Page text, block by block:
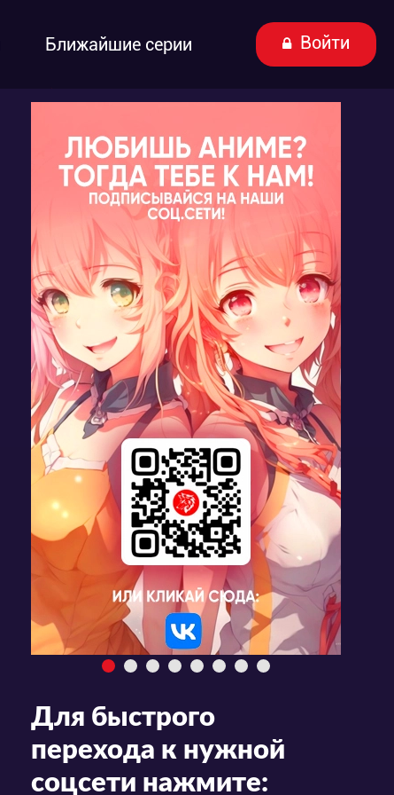
Ближайшие серии Войти
Для быстрого
перехода к нужной
соцсети нажмите: